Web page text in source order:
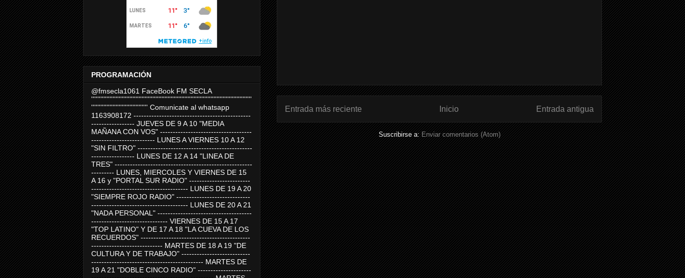
Entrada más reciente Entrada antigua
Inicio
Suscribirse a: Enviar comentarios (Atom)
PROGRAMACIÓN
@fmsecla1061 FaceBook FM SECLA
'''''''''''''''''''''''''''''''''''''''''''''''''''''''''''''''''''''''''''''''''''''''''''''''''''''''''
''''''''''''''''''''''''''''''''''''' Comunicate al whatsapp
1163908172 ----------------------------------------------
----------------- JUEVES DE 9 A 10 "MEDIA
MAÑANA CON VOS" ------------------------------------
------------------------- LUNES A VIERNES 10 A 12
"SIN FILTRO" ---------------------------------------------
----------------- LUNES DE 12 A 14 "LINEA DE
TRES" ------------------------------------------------------
--------- LUNES, MIERCOLES Y VIERNES DE 15
A 16 y "PORTAL SUR RADIO" ------------------------
-------------------------------------- LUNES DE 19 A 20
"SIEMPRE ROJO RADIO" -----------------------------
-------------------------------------- LUNES DE 20 A 21
"NADA PERSONAL" -------------------------------------
------------------------------ VIERNES DE 15 A 17
"TOP LATINO" Y DE 17 A 18 "LA CUEVA DE LOS
RECUERDOS" -------------------------------------------
---------------------------- MARTES DE 18 A 19 "DE
CULTURA Y DE TRABAJO" ---------------------------
-------------------------------------------- MARTES DE
19 A 21 "DOBLE CINCO RADIO" ---------------------